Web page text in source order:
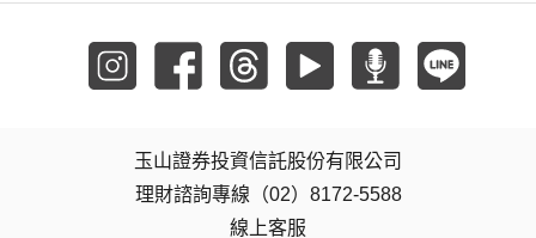
玉山證券投資信託股份有限公司
理財諮詢專線（02）8172-5588
線上客服